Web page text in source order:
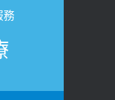
瘻管與肛
招「伸
務